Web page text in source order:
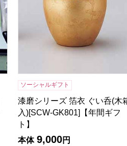
ソーシャルギフト
漆磨シリーズ 箔衣 ぐい呑(木
入)[SCW-GK801]【年間ギフ
ト】
本体 9,000円